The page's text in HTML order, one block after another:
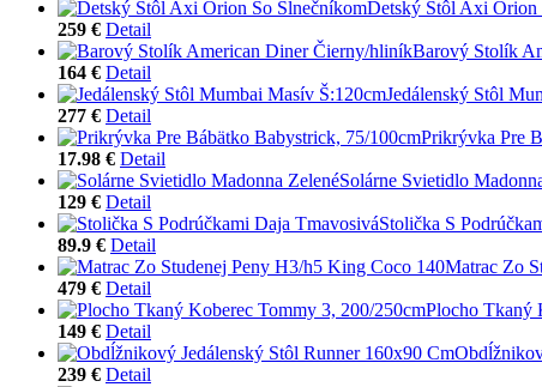
Detský Stôl Axi Orion
259 € Detail
Barový Stolík
164 € Detail
Jedálenský Stôl
277 € Detail
Prikrývka Pre
17.98 € Detail
Solárne Svietidlo
129 € Detail
Stolička S
89.9 € Detail
Matrac Zo
479 € Detail
Plocho Tkaný
149 € Detail
239 € Detail